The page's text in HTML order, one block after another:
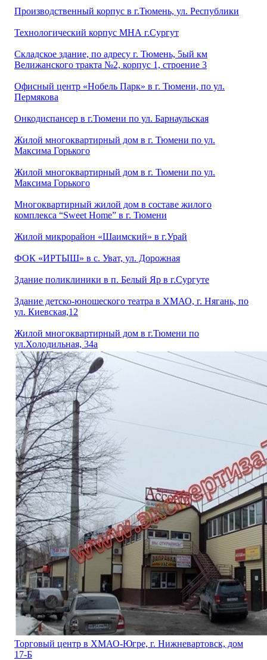
Производственный корпус в г.Тюмень, ул. Республики
Технологический корпус МНА г.Сургут
Складское здание, по адресу г. Тюмень, 5ый км
Велижанского тракта №2, корпус 1, строение 3
Офисный центр «Нобель Парк» в г. Тюмени, по ул.
Пермякова
Онкодиспансер в г.Тюмени по ул. Барнаульская
Жилой многоквартирный дом в г. Тюмени по ул.
Максима Горького
Жилой многоквартирный дом в г. Тюмени по ул.
Максима Горького
Многоквартирный жилой дом в составе жилого
комплекса “Sweet Home” в г. Тюмени
Жилой микрорайон «Шаимский» в г.Урай
ФОК «ИРТЫШ» в с. Уват, ул. Дорожная
Здание поликлиники в п. Белый Яр в г.Сургуте
Здание детско-юношеского театра в ХМАО, г. Нягань, по
ул. Киевская,12
Жилой многоквартирный дом в г.Тюмени по
ул.Холодильная, 34а
Торговый центр в ХМАО-Югре, г. Нижневартовск, дом
17-Б